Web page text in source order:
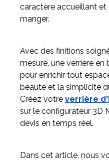
caractère accueillant et
manger.
Avec des finitions
mesure, une verrière
pour enrichir tout
beauté et la simplicité
Créez votre verrière
sur le configurateur 3D
devis en temps réel.
Dans cet article, nous